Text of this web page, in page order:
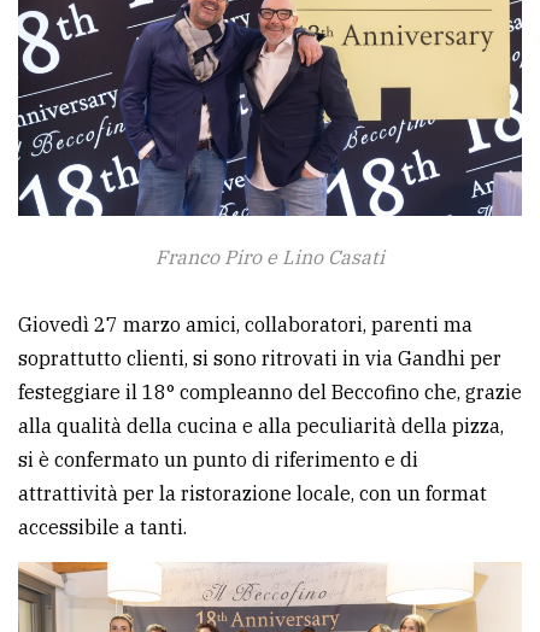
Franco Piro e Lino Casati
Giovedì 27 marzo amici, collaboratori, parenti ma
soprattutto clienti, si sono ritrovati in via Gandhi per
festeggiare il 18° compleanno del Beccofino che, grazie
alla qualità della cucina e alla peculiarità della pizza,
si è confermato un punto di riferimento e di
attrattività per la ristorazione locale, con un format
accessibile a tanti.